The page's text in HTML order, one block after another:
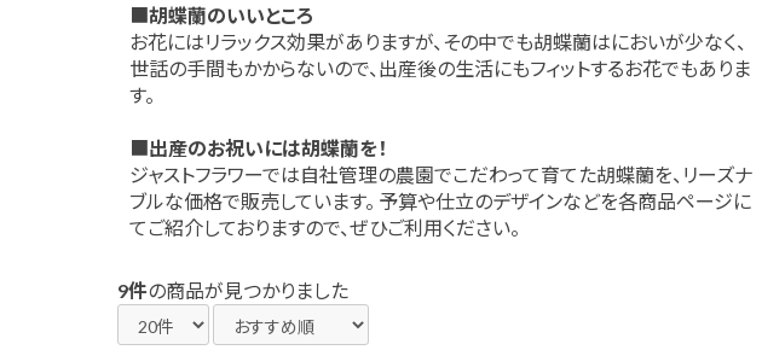
胡蝶蘭のいいところ
お花にはリラックス効果がありますが、その中でも胡蝶蘭はにおいが少なく、
世話の手間もかからないので、出産後の生活にもフィットするお花でもありま
す。
出産のお祝いには胡蝶蘭を！
ジャストフラワーでは自社管理の農園でこだわって育てた胡蝶蘭を、リーズナ
ブルな価格で販売しています。 予算や仕立のデザインなどを各商品ページに
てご紹介しておりますので、ぜひご利用ください。
9件の商品が見つかりました